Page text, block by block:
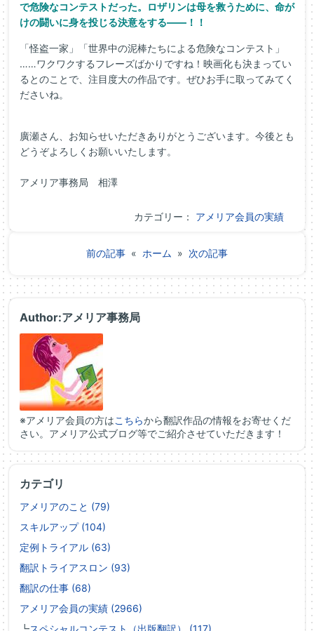
で危険なコンテストだった。ロザリンは母を救うために、命が
けの闘いに身を投じる決意をする――！！
「怪盗一家」「世界中の泥棒たちによる危険なコンテスト」
……ワクワクするフレーズばかりですね！映画化も決まってい
るとのことで、注目度大の作品です。ぜひお手に取ってみてく
ださいね。
廣瀬さん、お知らせいただきありがとうございます。今後とも
どうぞよろしくお願いいたします。
アメリア事務局 相澤
カテゴリー： アメリア会員の実績
前の記事 « ホーム » 次の記事
Author:アメリア事務局
※アメリア会員の方はこちらから翻訳作品の情報をお寄せくだ
さい。アメリア公式ブログ等でご紹介させていただきます！
カテゴリ
アメリアのこと (79)
スキルアップ (104)
定例トライアル (63)
翻訳トライアスロン (93)
翻訳の仕事 (68)
アメリア会員の実績 (2966)